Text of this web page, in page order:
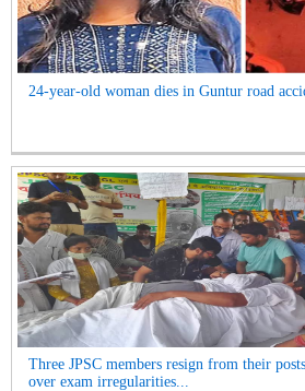
24-year-old woman dies in Guntur road
Three JPSC members resign from their
over exam irregularities...